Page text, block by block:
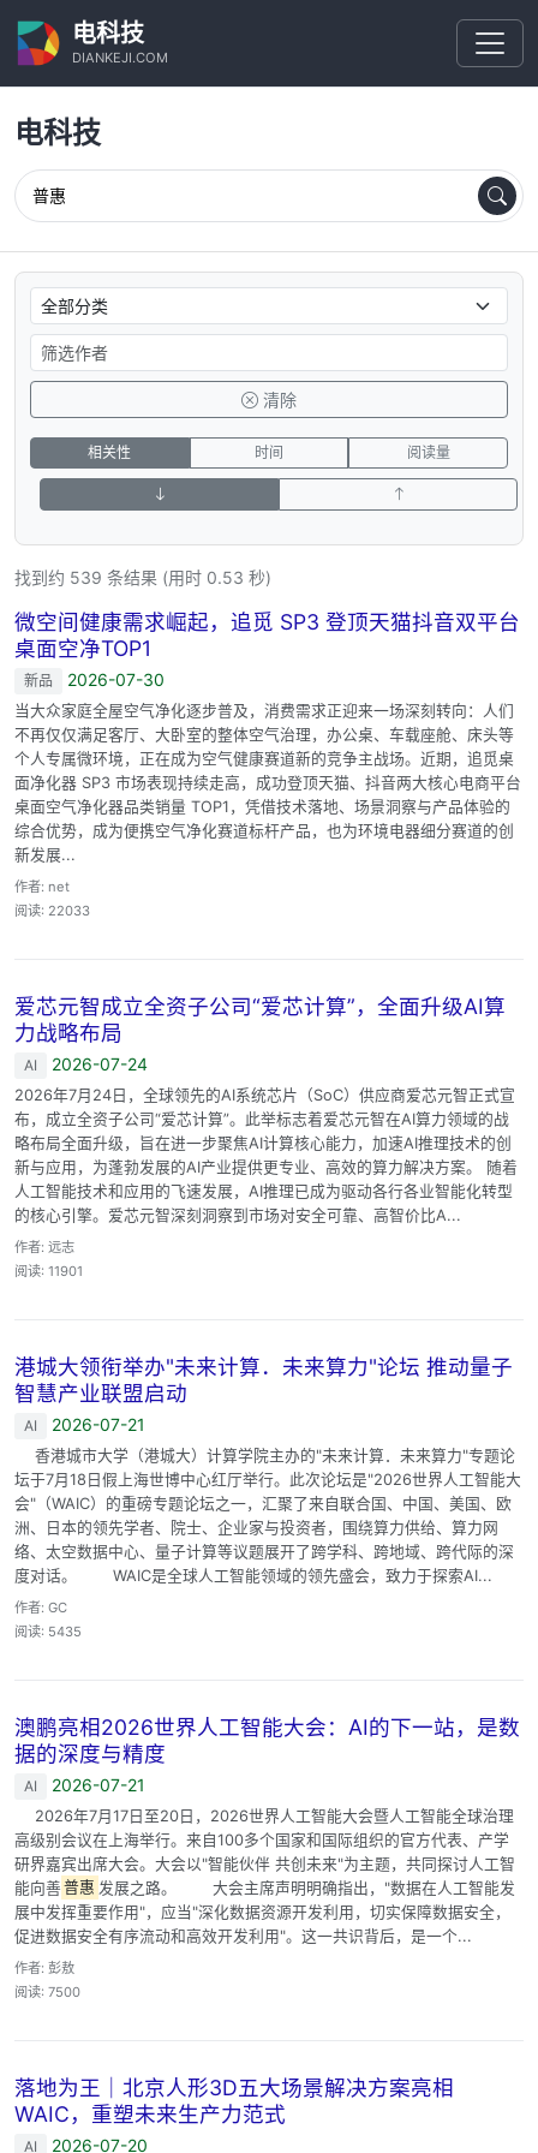
电科技
DIANKEJI.COM
电科技
清除
相关性 时间 阅读量
找到约 539 条结果 (用时 0.53 秒)
微空间健康需求崛起，追觅 SP3 登顶天猫抖音双平台
桌面空净TOP1
新品 2026-07-30
当大众家庭全屋空气净化逐步普及，消费需求正迎来一场深刻转向：人们
不再仅仅满足客厅、大卧室的整体空气治理，办公桌、车载座舱、床头等
个人专属微环境，正在成为空气健康赛道新的竞争主战场。近期，追觅桌
面净化器 SP3 市场表现持续走高，成功登顶天猫、抖音两大核心电商平台
桌面空气净化器品类销量 TOP1，凭借技术落地、场景洞察与产品体验的
综合优势，成为便携空气净化赛道标杆产品，也为环境电器细分赛道的创
新发展...
作者: net
阅读: 22033
爱芯元智成立全资子公司“爱芯计算”，全面升级AI算
力战略布局
AI 2026-07-24
2026年7月24日，全球领先的AI系统芯片（SoC）供应商爱芯元智正式宣
布，成立全资子公司“爱芯计算”。此举标志着爱芯元智在AI算力领域的战
略布局全面升级，旨在进一步聚焦AI计算核心能力，加速AI推理技术的创
新与应用，为蓬勃发展的AI产业提供更专业、高效的算力解决方案。 随着
人工智能技术和应用的飞速发展，AI推理已成为驱动各行各业智能化转型
的核心引擎。爱芯元智深刻洞察到市场对安全可靠、高智价比A...
作者: 远志
阅读: 11901
港城大领衔举办"未来计算．未来算力"论坛 推动量子
智慧产业联盟启动
AI 2026-07-21
香港城市大学（港城大）计算学院主办的"未来计算．未来算力"专题论
坛于7月18日假上海世博中心红厅举行。此次论坛是"2026世界人工智能大
会"（WAIC）的重磅专题论坛之一，汇聚了来自联合国、中国、美国、欧
洲、日本的领先学者、院士、企业家与投资者，围绕算力供给、算力网
络、太空数据中心、量子计算等议题展开了跨学科、跨地域、跨代际的深
度对话。 WAIC是全球人工智能领域的领先盛会，致力于探索AI...
作者: GC
阅读: 5435
澳鹏亮相2026世界人工智能大会：AI的下一站，是数
据的深度与精度
AI 2026-07-21
2026年7月17日至20日，2026世界人工智能大会暨人工智能全球治理
高级别会议在上海举行。来自100多个国家和国际组织的官方代表、产学
研界嘉宾出席大会。大会以"智能伙伴 共创未来"为主题，共同探讨人工智
能向善 普惠 发展之路。 大会主席声明明确指出，"数据在人工智能发
展中发挥重要作用"，应当"深化数据资源开发利用，切实保障数据安全，
促进数据安全有序流动和高效开发利用"。这一共识背后，是一个...
作者: 彭敖
阅读: 7500
落地为王｜北京人形3D五大场景解决方案亮相
WAIC，重塑未来生产力范式
AI 2026-07-20